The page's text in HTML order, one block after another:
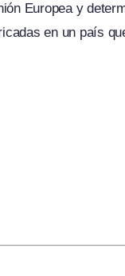
Europea y
en un país